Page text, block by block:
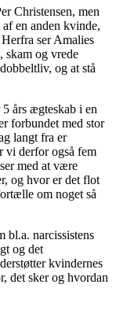
Christensen, men
en anden kvinde,
Herfra ser Amalies
skam og vrede
og at stå
års ægteskab i en
forbundet med stor
langt fra er
vi derfor også fem
med at være
og hvor er det flot
om noget så
bl.a. narcissistens
og det
kvindernes
det sker og hvordan